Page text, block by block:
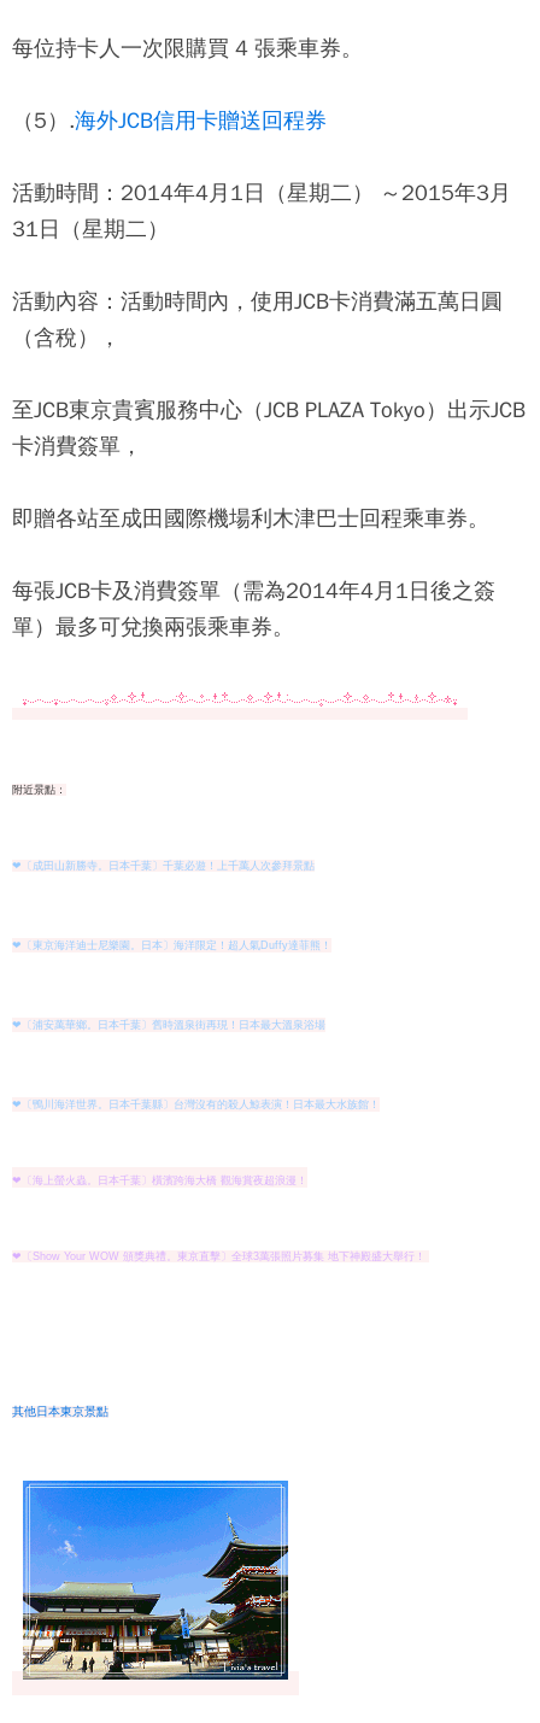
每位持卡人一次限購買 4 張乘車券。
（5）.海外JCB信用卡贈送回程券
活動時間：2014年4月1日（星期二） ～2015年3月
31日（星期二）
活動內容：活動時間內，使用JCB卡消費滿五萬日圓
（含稅），
至JCB東京貴賓服務中心（JCB PLAZA Tokyo）出示JCB
卡消費簽單，
即贈各站至成田國際機場利木津巴士回程乘車券。
每張JCB卡及消費簽單（需為2014年4月1日後之簽
單）最多可兌換兩張乘車券。
附近景點：
❤〔成田山新勝寺。日本千葉〕千葉必遊！上千萬人次參拜景點
❤〔東京海洋迪士尼樂園。日本〕海洋限定！超人氣Duffy達菲熊！
❤〔浦安萬華鄉。日本千葉〕舊時溫泉街再現！日本最大溫泉浴場
❤〔鴨川海洋世界。日本千葉縣〕台灣沒有的殺人鯨表演！日本最大水族館！
❤〔海上螢火蟲。日本千葉〕橫濱跨海大橋 觀海賞夜超浪漫！
❤〔Show Your WOW 頒獎典禮。東京直擊〕全球3萬張照片募集 地下神殿盛大舉行！
其他日本東京景點